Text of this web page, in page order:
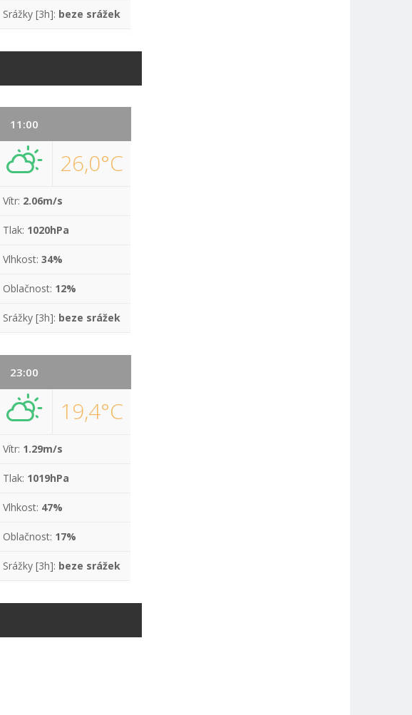
Srážky [3h]: beze srážek
11:00
26,0°C
Vítr: 2.06m/s
Tlak: 1020hPa
Vlhkost:34%
Oblačnost: 12%
Srážky [3h]: beze srážek
23:00
19,4°C
Vítr: 1.29m/s
Tlak: 1019hPa
Vlhkost: 47%
Oblačnost: 17%
Srážky [3h]: beze srážek